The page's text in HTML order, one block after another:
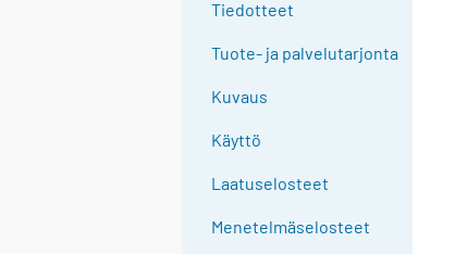
Tiedotteet
Tuote- ja palvelutarjonta
Kuvaus
Käyttö
Laatuselosteet
Menetelmäselosteet